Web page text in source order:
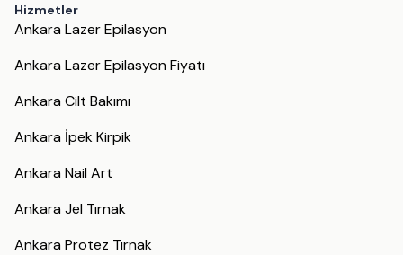
Hizmetler
Ankara Lazer Epilasyon
Ankara Lazer Epilasyon Fiyatı
Ankara Cilt Bakımı
Ankara İpek Kirpik
Ankara Nail Art
Ankara Jel Tırnak
Ankara Protez Tırnak